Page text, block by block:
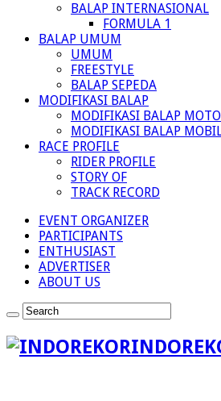
BALAP INTERNASIONAL
FORMULA 1
BALAP UMUM
UMUM
FREESTYLE
BALAP SEPEDA
MODIFIKASI BALAP
MODIFIKASI BALAP
MODIFIKASI BALAP
RACE PROFILE
RIDER PROFILE
STORY OF
TRACK RECORD
EVENT ORGANIZER
PARTICIPANTS
ENTHUSIAST
ADVERTISER
ABOUT US